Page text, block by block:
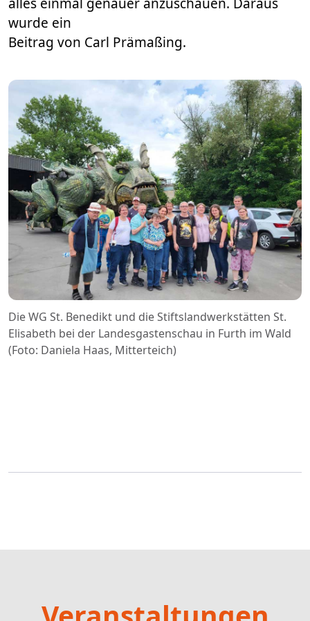
wurde ein
Beitrag von Carl Prämaßing.
Die WG St. Benedikt und die Stiftslandwerkstätten St.
Elisabeth bei der Landesgastenschau in Furth im Wald
(Foto: Daniela Haas, Mitterteich)